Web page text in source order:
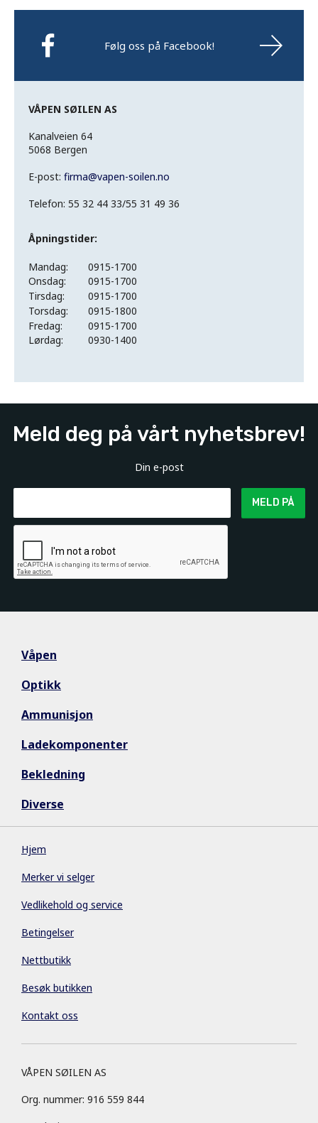
Følg oss på Facebook!
VÅPEN SØILEN AS
Kanalveien 64
5068 Bergen
E-post: firma@vapen-soilen.no
Telefon: 55 32 44 33/55 31 49 36
Åpningstider:
Mandag:
0915-1700
Onsdag:
0915-1700
Tirsdag:
0915-1700
Torsdag:
0915-1800
Fredag:
0915-1700
Lørdag:
0930-1400
Meld deg på vårt nyhetsbrev!
Din e-post
MELD PÅ
Våpen
Optikk
Ammunisjon
Ladekomponenter
Bekledning
Diverse
Hjem
Merker vi selger
Vedlikehold og service
Betingelser
Nettbutikk
Besøk butikken
Kontakt oss
VÅPEN SØILEN AS
Org. nummer: 916 559 844